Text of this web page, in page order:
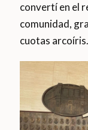
convertí en el
comunidad,
cuotas arcoíris.